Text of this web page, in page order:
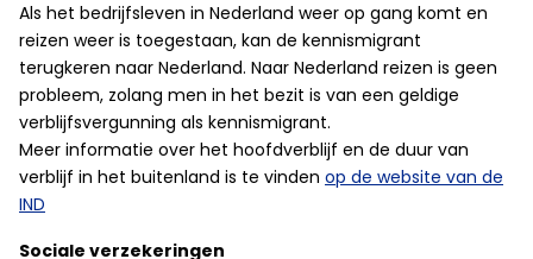
Als het bedrijfsleven in Nederland weer op gang komt en
reizen weer is toegestaan, kan de kennismigrant
terugkeren naar Nederland. Naar Nederland reizen is geen
probleem, zolang men in het bezit is van een geldige
verblijfsvergunning als kennismigrant.
Meer informatie over het hoofdverblijf en de duur van
verblijf in het buitenland is te vinden op de website van de
IND
Sociale verzekeringen